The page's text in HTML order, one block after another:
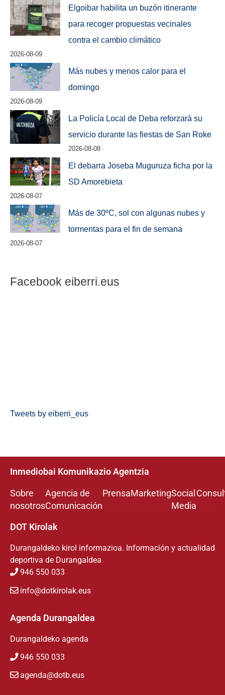
Elgoibar habilita un buzón itinerante
para recoger propuestas vecinales
contra el cambio climático
2026-08-09
Más nubes y menos calor para el
domingo
2026-08-09
La Policía Local de Deba reforzará su
servicio durante las fiestas de San Roke
2026-08-08
El debarra Joseba Muguruza ficha por la
SD Amorebieta
2026-08-07
Más de 30ºC, sol con algunas nubes y
tormentas para el fin de semana
2026-08-07
Facebook eiberri.eus
Tweets by eiberri_eus
Inmediobai Komunikazio Agentzia
Sobre
nosotros
Agencia de
Comunicación
PrensaMarketingSocial
Media
DOT Kirolak
Durangaldeko kirol informazioa. Información y actualidad
deportiva de Durangaldea
946 550 033
info@dotkirolak.eus
Agenda Durangaldea
Durangaldeko agenda
946 550 033
agenda@dotb.eus